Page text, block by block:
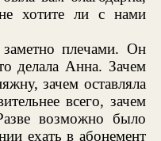
хотите ли с нами
плечами. Он
делала Анна. Зачем
зачем оставляла
всего, зачем
возможно было
ехать в абонемент